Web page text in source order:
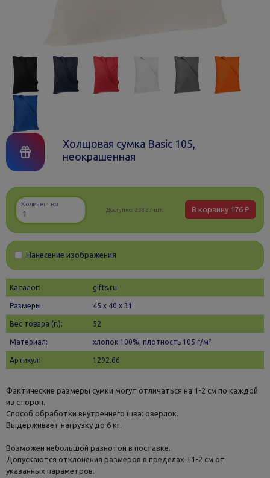
Холщовая сумка Basic 105,
неокрашенная
Количество
Доступно: 23827 шт. В корзину 176 ₽
Нанесение изображения
Каталог: gifts.ru
Размеры: 45 х 40 x 31
Вес товара (г.): 52
Материал: хлопок 100%, плотность 105 г/м²
Артикул: 1292.66
Фактические размеры сумки могут отличаться на 1-2 см по каждой
из сторон.
Способ обработки внутреннего шва: оверлок.
Выдерживает нагрузку до 6 кг.
Возможен небольшой разнотон в поставке.
Допускаются отклонения размеров в пределах ±1-2 см от
указанных параметров.